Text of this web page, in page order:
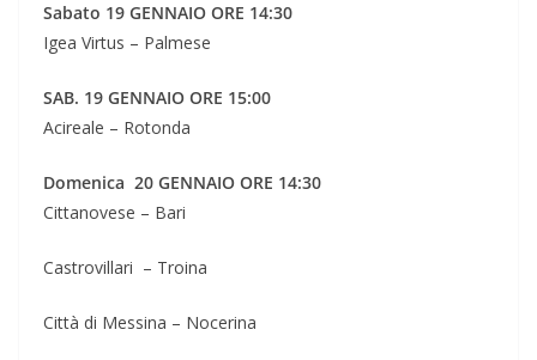
Sabato 19 GENNAIO ORE 14:30
Igea Virtus – Palmese
SAB. 19 GENNAIO ORE 15:00
Acireale – Rotonda
Domenica 20 GENNAIO ORE 14:30
Cittanovese – Bari
Castrovillari – Troina
Città di Messina – Nocerina